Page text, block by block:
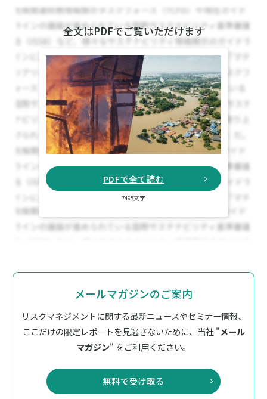
全文はPDFでご覧いただけます
PDFで全て読む
7465文字
メールマガジンのご案内
リスクマネジメントに関する最新ニュースやセミナー情報、
ここだけの限定レポートを見逃さないために、 当社 "メール
マガジン" をご利用ください。
無料で受け取る